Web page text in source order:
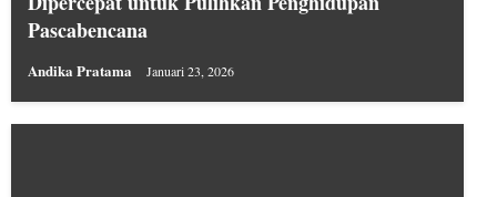
Pascabencana
Andika Pratama Januari 23, 2026